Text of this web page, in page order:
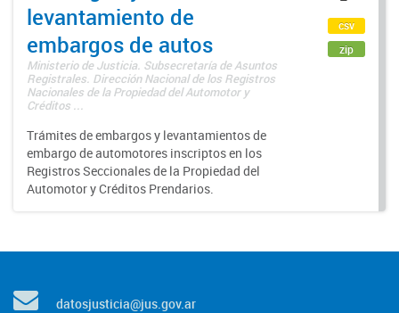
levantamiento de
embargos de autos
Ministerio de Justicia. Subsecretaría de Asuntos
Registrales. Dirección Nacional de los Registros
Nacionales de la Propiedad del Automotor y
Créditos ...
Trámites de embargos y levantamientos de
embargo de automotores inscriptos en los
Registros Seccionales de la Propiedad del
Automotor y Créditos Prendarios.
csv
zip
datosjusticia@jus.gov.ar